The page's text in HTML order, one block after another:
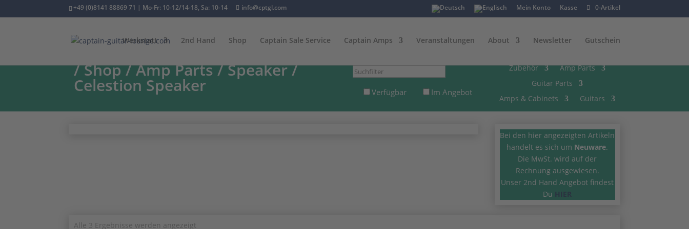
+49 (0)8141 88869 71 | Mo-Fr: 10-12/14-18, Sa: 10-14 info@cptgl.com Mein Konto Kasse 0-Artikel
Werkstatt 2nd Hand Shop Captain Sale Service Captain Amps Veranstaltungen About Newsletter Gutschein
/Shop/Amp Parts/Speaker/
Celestion Speaker
Suchfilter
Verfügbar Im Angebot
Zubehör
Amp Parts
Guitar Parts
Amps & Cabinets
Guitars
Bei den hier angezeigten Artikeln
handelt es sich um Neuware.
Die MwSt. wird auf der
Rechnung ausgewiesen.
Unser 2nd Hand Angebot findest
Du HIER
Alle 3 Ergebnisse werden angezeigt